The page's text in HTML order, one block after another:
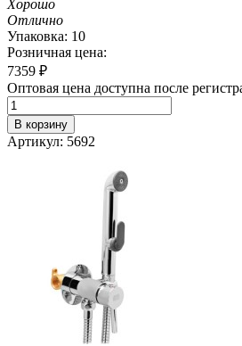
Хорошо
Отлично
Упаковка: 10
Розничная цена:
7359 ₽
Оптовая цена доступна после
В корзину
Артикул: 5692